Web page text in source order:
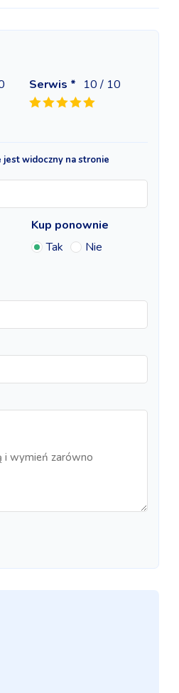
Serwis * 10/ 10
jest widoczny na stronie
Kup ponownie
Tak
Nie